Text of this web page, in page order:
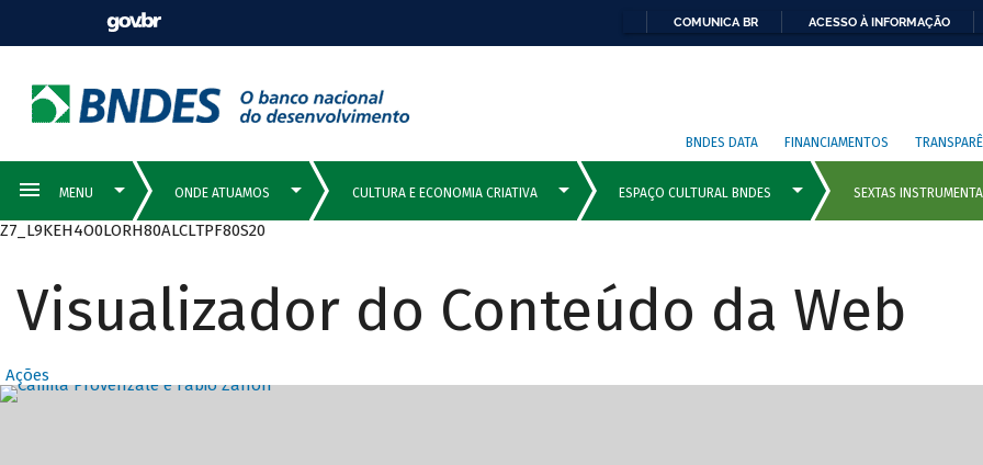
COMUNICA BR ACESSO À INFORMAÇÃO
BNDES DATA FINANCIAMENTOS
Z7_L9KEH4O0LORH80ALCLTPF80S20
Visualizador do Conteúdo da Web
Ações
Destaques Principais com